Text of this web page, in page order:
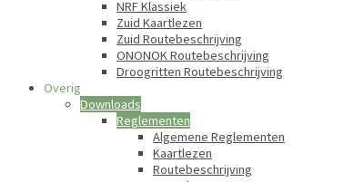
NRF Klassiek
Zuid Kaartlezen
Zuid Routebeschrijving
ONONOK Routebeschrijving
Droogritten Routebeschrijving
Overig
Downloads
Reglementen
Algemene Reglementen
Kaartlezen
Routebeschrijving